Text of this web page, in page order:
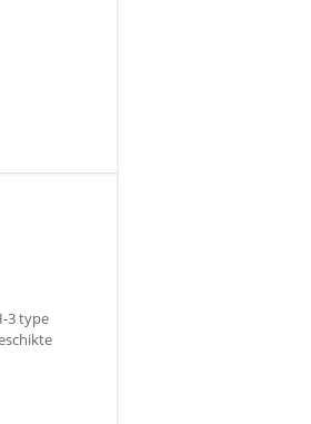
3 type